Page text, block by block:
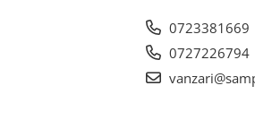
0723381669
0727226794